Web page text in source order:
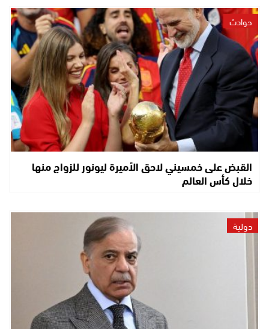
حوادث
القبض على خمسيني لاحق الأميرة ليونور للزواج منها
خلال كأس العالم
دولية